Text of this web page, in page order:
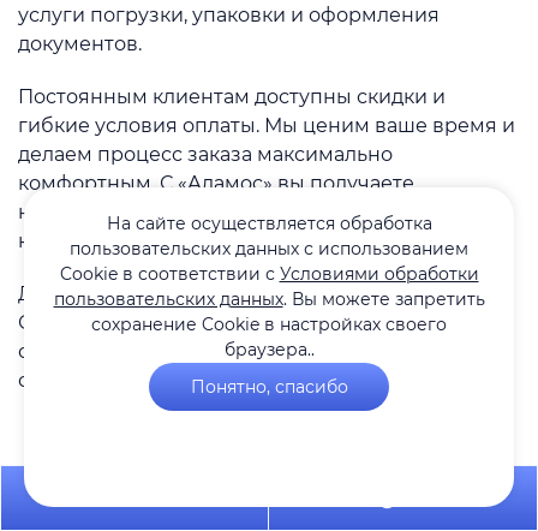
услуги погрузки, упаковки и оформления
документов.
Постоянным клиентам доступны скидки и
гибкие условия оплаты. Мы ценим ваше время и
делаем процесс заказа максимально
комфортным. С «Адамос» вы получаете
надежного партнера для транспортировки
кирпича.
Доставьте кирпич надежно с «Адамос»!
Оформите заявку прямо сейчас, и мы
организуем транспортировку по выгодной цене
с гарантией качества!
На сайте осуществляется обработка
пользовательских данных с использованием
Cookie в соответствии с Условиями обработки
пользовательских данных. Вы можете запретить
сохранение Cookie в настройках своего
браузера..
Понятно, спасибо